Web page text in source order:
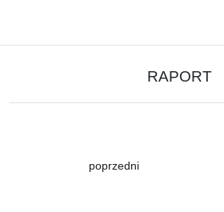
RAPORT
poprzedni